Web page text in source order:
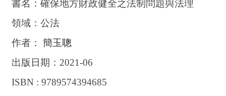
書名：確保地方財政健全之法制問題與法理
領域：公法
作者：
簡玉聰
出版日期：2021-06
ISBN : 9789574394685